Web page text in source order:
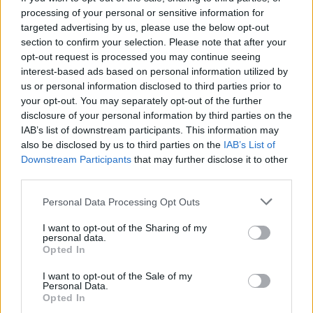
processing of your personal or sensitive information for
targeted advertising by us, please use the below opt-out
section to confirm your selection. Please note that after your
opt-out request is processed you may continue seeing
interest-based ads based on personal information utilized by
us or personal information disclosed to third parties prior to
your opt-out. You may separately opt-out of the further
disclosure of your personal information by third parties on the
IAB’s list of downstream participants. This information may
also be disclosed by us to third parties on the IAB’s List of
Downstream Participants that may further disclose it to other
Personal Data Processing Opt Outs
I want to opt-out of the Sharing of my
personal data.
Opted In
I want to opt-out of the Sale of my
Personal Data.
Opted In
V Hranické propasti na Přerovsku zemřel při
průzkumném ponoru potápěč
8.8.2026 09:58 | HRANICE (ČTK)
Diskuse: 1
V Hranické propasti, nejhlubší
zatopené jeskyni na světě,
zemřel potápěč. Tragická
událost se stala ve středu při
průzkumném ponoru,
informovala na sociálnísítiSpeleologická záchranná služba. Tělo
bylo vyzvednuto z hloubky 186 metrů. Na případ upozornil server
Kladna, se měl původně potopit do hloubky 40 metrů, zjistila ČTK.
Prodej hybridních vozů se do konce července zvýšil o
8.8.2026 01:18 (ČTK)